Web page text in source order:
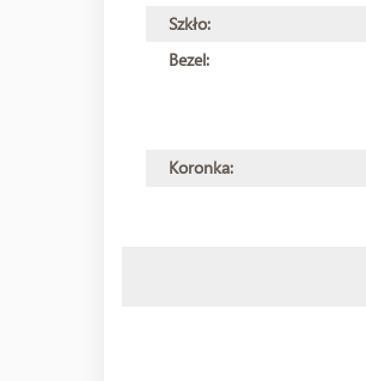
Szkło:
Bezel:
Koronka: